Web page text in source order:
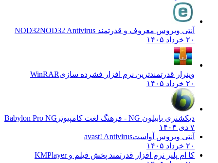
آنتی ویروس معروف و قدرتمند NOD32 NOD32 Antivirus
۲۰ خرداد ۱۴۰۵
وینرار قدرتمندترین نرم افزار فشرده سازیWinRAR
۲۰ خرداد ۱۴۰۵
دیکشنری بابیلون NG - فرهنگ لغت کامپیوتر
Babylon Pro NG
۷ دی ۱۴۰۴
آنتی ویروس آواستavast! Antivirus
۲۰ خرداد ۱۴۰۵
کا ام پلیر نرم افزار قدرتمند پخش فیلم وKMPlayer